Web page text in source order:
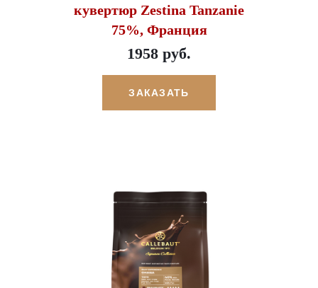
кувертюр Zestina Tanzanie
75%, Франция
1958 руб.
ЗАКАЗАТЬ